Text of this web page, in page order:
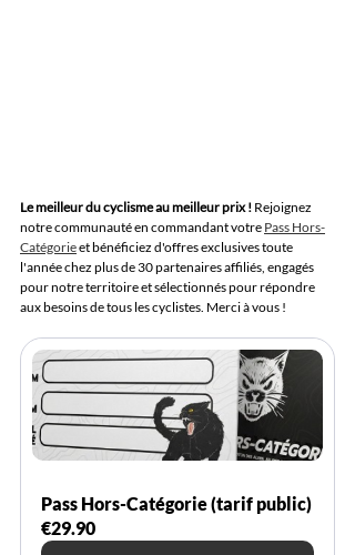
Le meilleur du cyclisme au meilleur prix ! Rejoignez
notre communauté en commandant votre Pass Hors-
Catégorie et bénéficiez d'offres exclusives toute
l'année chez plus de 30 partenaires affiliés, engagés
pour notre territoire et sélectionnés pour répondre
aux besoins de tous les cyclistes. Merci à vous !
Pass Hors-Catégorie (tarif public)
€29.90